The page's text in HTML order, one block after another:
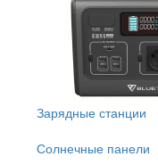
Зарядные станции
Солнечные панели